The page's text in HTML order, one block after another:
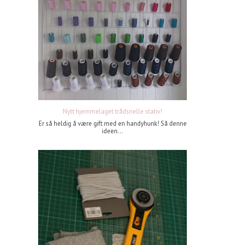
Nytt hjemmelaget trådsnelle stativ!
Er så heldig å være gift med en handyhunk! Så denne
ideen...